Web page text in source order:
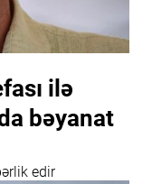
ilə
bəyanat
edir